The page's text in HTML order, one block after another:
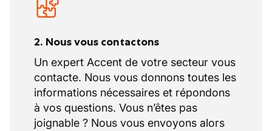
2. Nous vous contactons
Un expert Accent de votre secteur vous
contacte. Nous vous donnons toutes les
informations nécessaires et répondons
à vos questions. Vous n’êtes pas
joignable ? Nous vous envoyons alors